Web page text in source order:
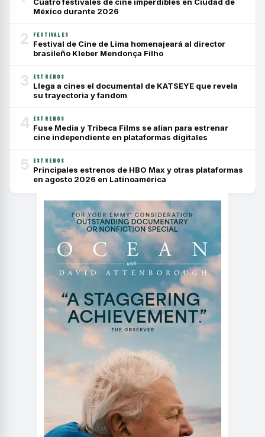
México durante 2026
2 FESTIVALES
Festival de Cine de Lima homenajeará al director
brasileño Kleber Mendonça Filho
3 ESTRENOS
Llega a cines el documental de KATSEYE que revela
su trayectoria y fandom
4 ESTRENOS
Fuse Media y Tribeca Films se alían para estrenar
cine independiente en plataformas digitales
5 ESTRENOS
Principales estrenos de HBO Max y otras plataformas
en agosto 2026 en Latinoamérica